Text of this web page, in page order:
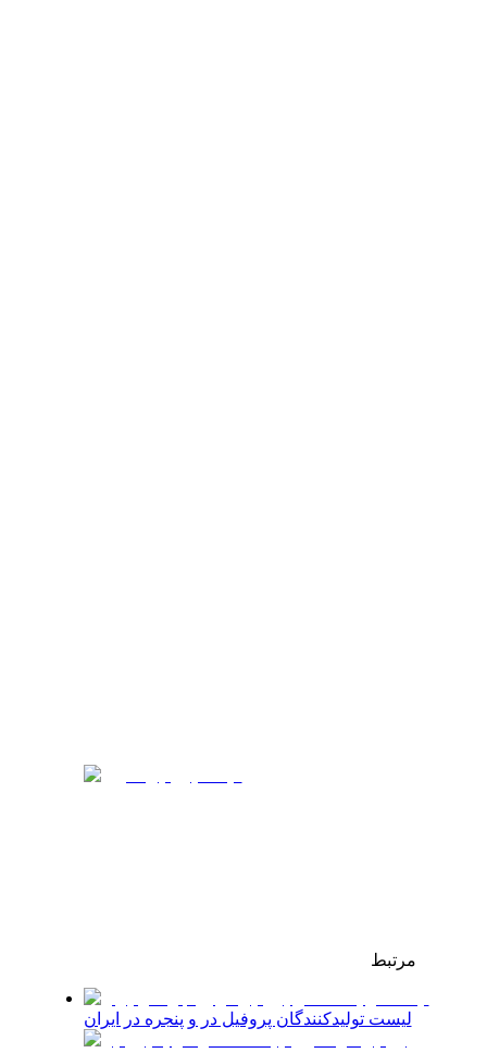
مرتبط
لیست تولیدکنندگان پروفیل در و پنجره در ایران